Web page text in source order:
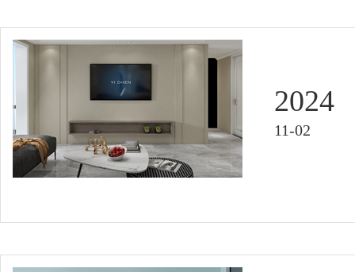
2024
11-02